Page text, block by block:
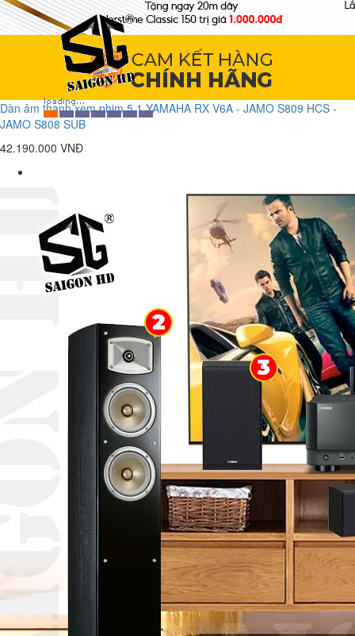
Dàn âm thanh xem phim 5.1 YAMAHA RX V6A - JAMO S809 HCS -
JAMO S808 SUB
42.190.000 VNĐ